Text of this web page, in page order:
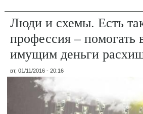
Люди и схемы. Есть
профессия – помогать
имущим деньги
вт, 01/11/2016 - 20:16